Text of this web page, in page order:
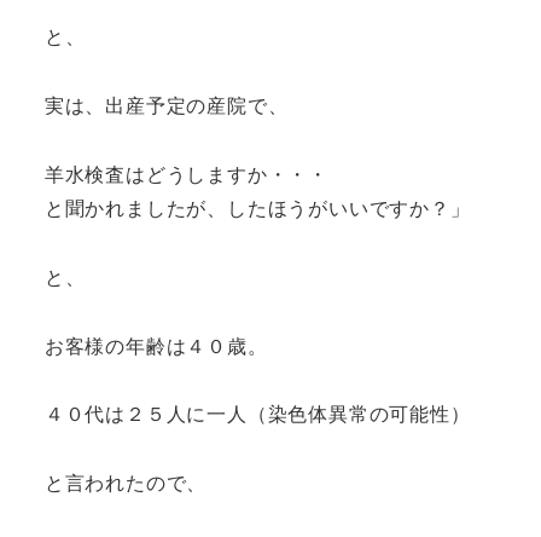
と、
実は、出産予定の産院で、
羊水検査はどうしますか・・・
と聞かれましたが、したほうがいいですか？」
と、
お客様の年齢は４０歳。
４０代は２５人に一人（染色体異常の可能性）
と言われたので、